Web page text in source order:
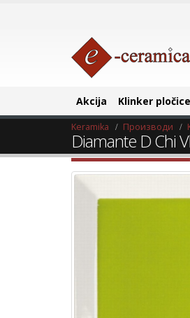
Akcija Klinker pločice
Keramika Производи
Diamante D Chi Vl